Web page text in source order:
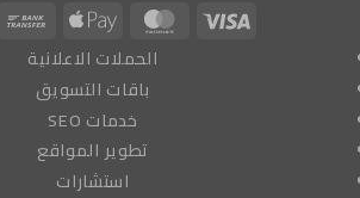
Visa
MasterCard
Apple
Pay
الحملات الاعلانية
باقات التسويق
خدمات SEO
تطوير المواقع
استشارات